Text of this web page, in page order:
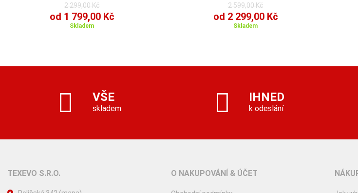
2 299,00 Kč
od 1 799,00 Kč
Skladem
2 599,00 Kč
od 2 299,00 Kč
Skladem
VŠE
skladem
IHNED
k odeslání
TEXEVO S.R.O. O NAKUPOVÁNÍ & ÚČET